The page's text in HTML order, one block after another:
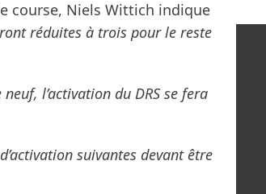
course, Niels Wittich indique
réduites à trois pour le reste
l’activation du DRS se fera
suivantes devant être